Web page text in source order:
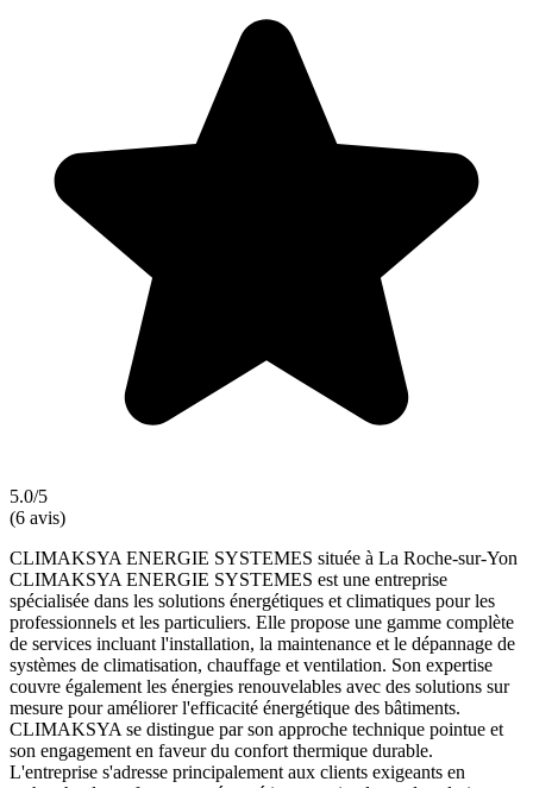
5.0/5
(6 avis)
CLIMAKSYA ENERGIE SYSTEMES située à La Roche-sur-Yon
CLIMAKSYA ENERGIE SYSTEMES est une entreprise
spécialisée dans les solutions énergétiques et climatiques pour les
professionnels et les particuliers. Elle propose une gamme complète
de services incluant l'installation, la maintenance et le dépannage de
systèmes de climatisation, chauffage et ventilation. Son expertise
couvre également les énergies renouvelables avec des solutions sur
mesure pour améliorer l'efficacité énergétique des bâtiments.
CLIMAKSYA se distingue par son approche technique pointue et
son engagement en faveur du confort thermique durable.
L'entreprise s'adresse principalement aux clients exigeants en